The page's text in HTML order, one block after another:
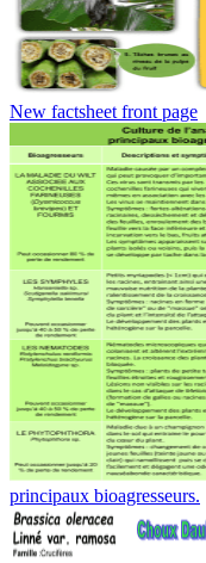
New factsheet front page
principaux bioagresseurs.